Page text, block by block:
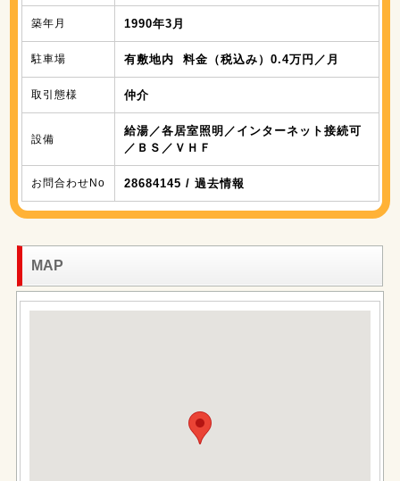
築年月 1990年3月
駐車場 有敷地内 料金（税込み）0.4万円／月
取引態様 仲介
設備
給湯／各居室照明／インターネット接続可
／ＢＳ／ＶＨＦ
お問合わせNo 28684145 / 過去情報
MAP